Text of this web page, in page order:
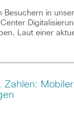
Besuchern in
Laut einer
Zahlen: